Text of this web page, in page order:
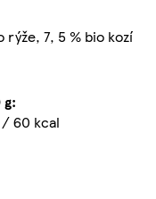
rýže, 7, 5 % bio kozí
g:
60 kcal